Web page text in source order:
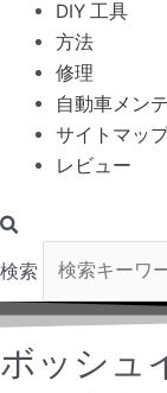
DIY 工具
方法
修理
自動車メン
サイトマッ
レビュー
検索
ボッシュ